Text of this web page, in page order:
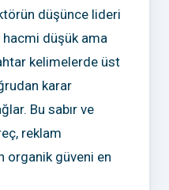
düşünce lideri
hacmi düşük ama
kelimelerde üst
karar
Bu sabır ve
reklam
organik güveni en